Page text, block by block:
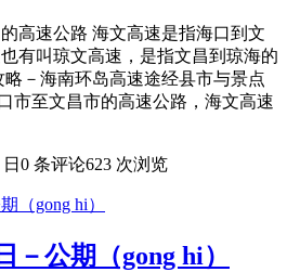
高速公路 海文高速是指海口到文
有叫琼文高速，是指文昌到琼海的
－海南环岛高速途经县市与景点
市至文昌市的高速公路，海文高速
0 条评论623 次浏览
公期（gong hi）